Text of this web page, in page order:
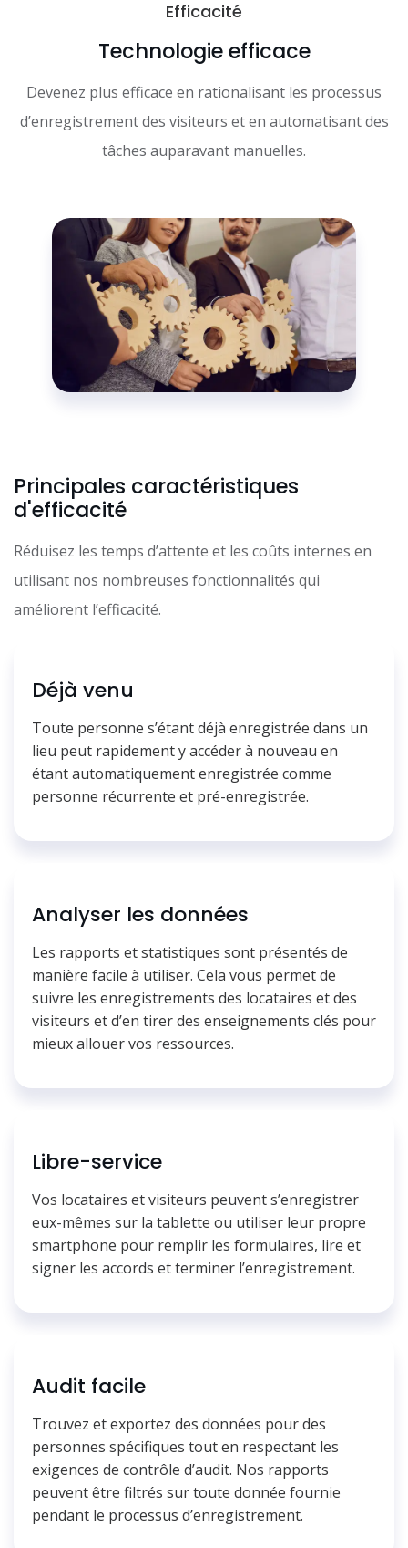
Efficacité
Technologie efficace
Devenez plus efficace en rationalisant les processus
d’enregistrement des visiteurs et en automatisant des
tâches auparavant manuelles.
Principales caractéristiques
d'efficacité
Réduisez les temps d’attente et les coûts internes en
utilisant nos nombreuses fonctionnalités qui
améliorent l’efficacité.
Déjà venu
Toute personne s’étant déjà enregistrée dans un
lieu peut rapidement y accéder à nouveau en
étant automatiquement enregistrée comme
personne récurrente et pré-enregistrée.
Analyser les données
Les rapports et statistiques sont présentés de
manière facile à utiliser. Cela vous permet de
suivre les enregistrements des locataires et des
visiteurs et d’en tirer des enseignements clés pour
mieux allouer vos ressources.
Libre-service
Vos locataires et visiteurs peuvent s’enregistrer
eux-mêmes sur la tablette ou utiliser leur propre
smartphone pour remplir les formulaires, lire et
signer les accords et terminer l’enregistrement.
Audit facile
Trouvez et exportez des données pour des
personnes spécifiques tout en respectant les
exigences de contrôle d’audit. Nos rapports
peuvent être filtrés sur toute donnée fournie
pendant le processus d’enregistrement.